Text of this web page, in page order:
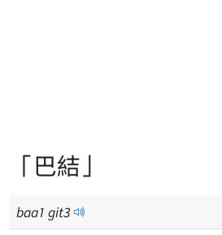
「巴結」
baa1 git3